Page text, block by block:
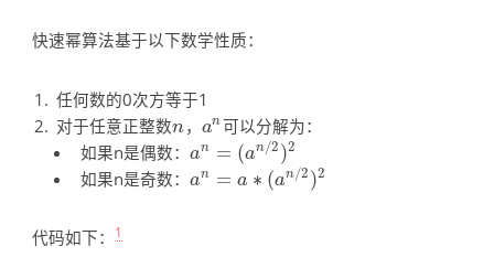
快速幂算法基于以下数学性质：
任何数的0次方等于1
对于任意正整数n
n ， an
an可以分解为：
如果n是偶数：an = (an/2 )2
an=(a n/2)2
如果n是奇数：an = a ∗ (an/2 )2
an=a∗(an /2)2
代码如下：1